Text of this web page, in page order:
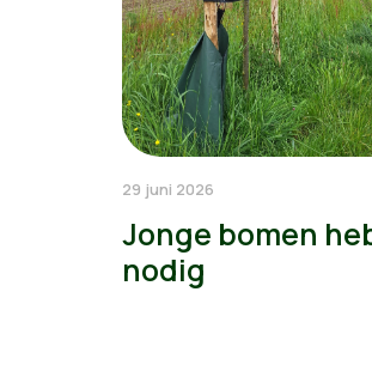
29 juni 2026
Jonge bomen
nodig